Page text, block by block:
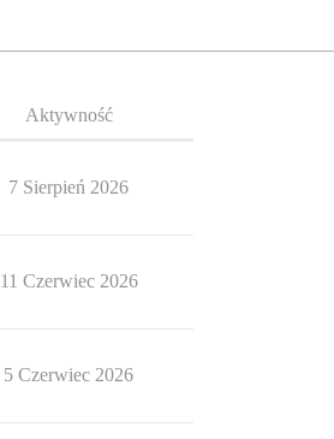
Aktywność
7 Sierpień 2026
11 Czerwiec 2026
5 Czerwiec 2026